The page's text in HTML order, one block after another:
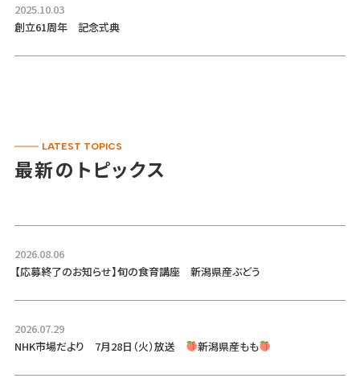
2025.10.03
創立61周年 記念式典
LATEST TOPICS
最新のトピックス
2026.08.06
【応募終了のお知らせ】旬の食育講座 新潟県産ぶどう
2026.07.29
NHK市場だより 7月28日（火）放送
新潟県産もも